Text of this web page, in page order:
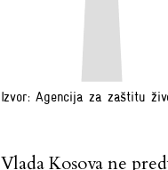
Izvor: Agencija za zaštitu
Vlada Kosova ne